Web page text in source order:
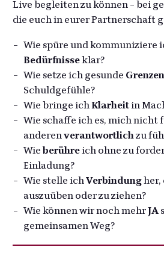
Live begleiten zu können – bei
die euch in eurer Partnerschaft
Wie spüre und kommuniziere
Bedürfnisseklar?
Wie setze ich gesunde Grenzen
Schuldgefühle?
Wie bringe ichKlarheitin
Wie schaffe ich es, mich nicht
anderenverantwortlichzu
Wie berühreich ohne zu
Einladung?
Wie stelle ich Verbindungher,
auszuüben oder zu ziehen?
Wie können wir noch mehr JA
gemeinsamen Weg?